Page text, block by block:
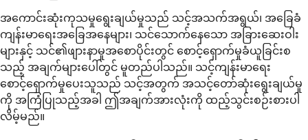
အကောင်းဆုံးကုသမှုရွေးချယ်မှုသည် သင့်အသက်အရွယ်၊ အခြေခံ
ကျန်းမာရေးအခြေအနေများ၊ သင်သောက်နေသော အခြားဆေးဝါး
များနှင့် သင်၏ဖျားနာမှုအစောပိုင်းတွင် စောင့်ရှောက်မှုခံယူခြင်းစ
သည့် အချက်များပေါ်တွင် မူတည်ပါသည်။ သင့်ကျန်းမာရေး
စောင့်ရှောက်မှုပေးသူသည် သင့်အတွက် အသင့်တော်ဆုံးရွေးချယ်မှု
ကို အကြံပြုသည့်အခါ ဤအချက်အားလုံးကို ထည့်သွင်းစဉ်းစားပါ
လိမ့်မည်။